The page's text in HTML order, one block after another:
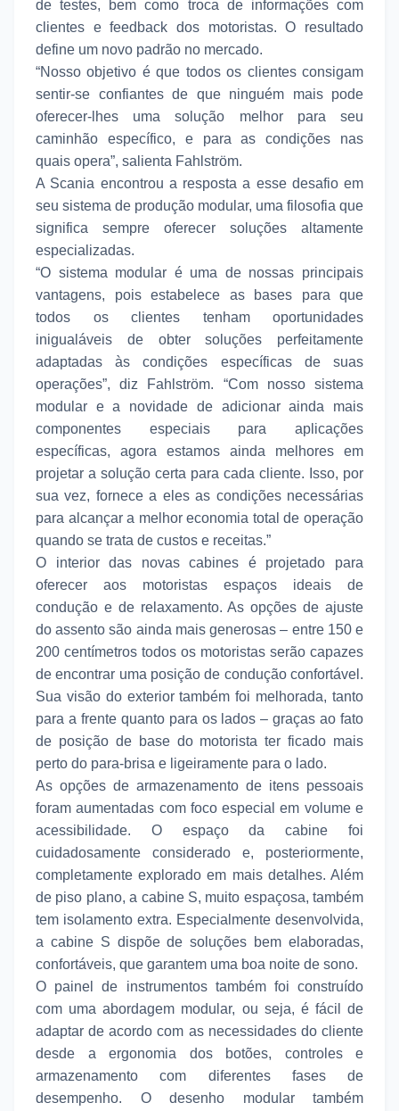
de testes, bem como troca de informações com
clientes e feedback dos motoristas. O resultado
define um novo padrão no mercado.
“Nosso objetivo é que todos os clientes consigam
sentir-se confiantes de que ninguém mais pode
oferecer-lhes uma solução melhor para seu
caminhão específico, e para as condições nas
quais opera”, salienta Fahlström.
A Scania encontrou a resposta a esse desafio em
seu sistema de produção modular, uma filosofia que
significa sempre oferecer soluções altamente
especializadas.
“O sistema modular é uma de nossas principais
vantagens, pois estabelece as bases para que
todos os clientes tenham oportunidades
inigualáveis de obter soluções perfeitamente
adaptadas às condições específicas de suas
operações”, diz Fahlström. “Com nosso sistema
modular e a novidade de adicionar ainda mais
componentes especiais para aplicações
específicas, agora estamos ainda melhores em
projetar a solução certa para cada cliente. Isso, por
sua vez, fornece a eles as condições necessárias
para alcançar a melhor economia total de operação
quando se trata de custos e receitas.”
O interior das novas cabines é projetado para
oferecer aos motoristas espaços ideais de
condução e de relaxamento. As opções de ajuste
do assento são ainda mais generosas – entre 150 e
200 centímetros todos os motoristas serão capazes
de encontrar uma posição de condução confortável.
Sua visão do exterior também foi melhorada, tanto
para a frente quanto para os lados – graças ao fato
de posição de base do motorista ter ficado mais
perto do para-brisa e ligeiramente para o lado.
As opções de armazenamento de itens pessoais
foram aumentadas com foco especial em volume e
acessibilidade. O espaço da cabine foi
cuidadosamente considerado e, posteriormente,
completamente explorado em mais detalhes. Além
de piso plano, a cabine S, muito espaçosa, também
tem isolamento extra. Especialmente desenvolvida,
a cabine S dispõe de soluções bem elaboradas,
confortáveis, que garantem uma boa noite de sono.
O painel de instrumentos também foi construído
com uma abordagem modular, ou seja, é fácil de
adaptar de acordo com as necessidades do cliente
desde a ergonomia dos botões, controles e
armazenamento com diferentes fases de
desempenho. O desenho modular também